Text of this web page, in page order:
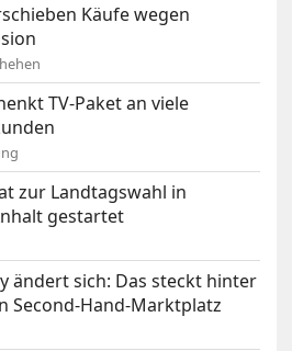
Käufe wegen
TV-Paket an viele
zur Landtagswahl in
gestartet
ändert sich: Das steckt hinter
Second-Hand-Marktplatz